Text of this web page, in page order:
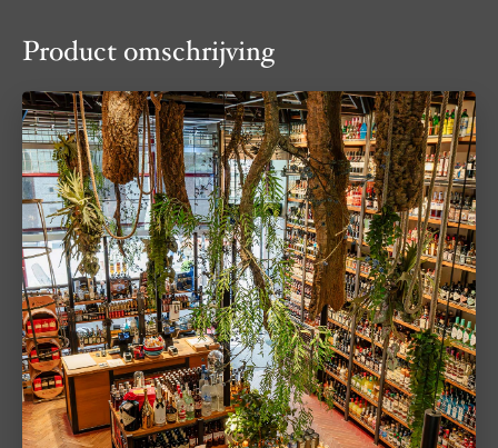
Product omschrijving